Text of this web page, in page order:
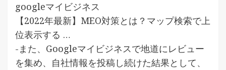
googleマイビジネス
【2022年最新】MEO対策とは？マップ検索で上
位表示する …
-また、Googleマイビジネスで地道にレビュー
を集め、自社情報を投稿し続けた結果として、